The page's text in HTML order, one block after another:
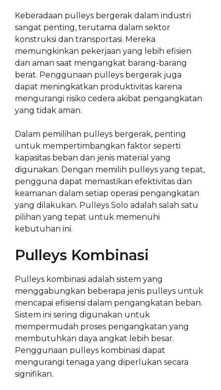
Keberadaan pulleys bergerak dalam industri
sangat penting, terutama dalam sektor
konstruksi dan transportasi. Mereka
memungkinkan pekerjaan yang lebih efisien
dan aman saat mengangkat barang-barang
berat. Penggunaan pulleys bergerak juga
dapat meningkatkan produktivitas karena
mengurangi risiko cedera akibat pengangkatan
yang tidak aman.
Dalam pemilihan pulleys bergerak, penting
untuk mempertimbangkan faktor seperti
kapasitas beban dan jenis material yang
digunakan. Dengan memilih pulleys yang tepat,
pengguna dapat memastikan efektivitas dan
keamanan dalam setiap operasi pengangkatan
yang dilakukan. Pulleys Solo adalah salah satu
pilihan yang tepat untuk memenuhi
kebutuhan ini.
Pulleys Kombinasi
Pulleys kombinasi adalah sistem yang
menggabungkan beberapa jenis pulleys untuk
mencapai efisiensi dalam pengangkatan beban.
Sistem ini sering digunakan untuk
mempermudah proses pengangkatan yang
membutuhkan daya angkat lebih besar.
Penggunaan pulleys kombinasi dapat
mengurangi tenaga yang diperlukan secara
signifikan.